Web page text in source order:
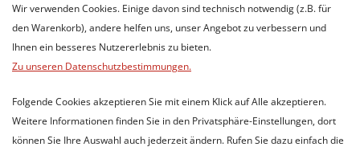
Service Hotline
Shop Service
Informationen
Wir verwenden Cookies. Einige davon sind technisch notwendig (z.B. für
den Warenkorb), andere helfen uns, unser Angebot zu verbessern und
Ihnen ein besseres Nutzererlebnis zu bieten.
Zu unseren Datenschutzbestimmungen.
Folgende Cookies akzeptieren Sie mit einem Klick auf Alle akzeptieren.
Weitere Informationen finden Sie in den Privatsphäre-Einstellungen, dort
können Sie Ihre Auswahl auch jederzeit ändern. Rufen Sie dazu einfach die